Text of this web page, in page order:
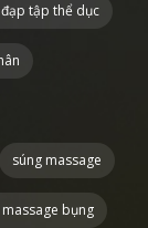
tập thể dục
súng massage
bụng